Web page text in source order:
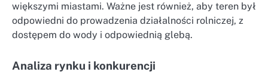
większymi miastami. Ważne jest również, aby teren był
odpowiedni do prowadzenia działalności rolniczej, z
dostępem do wody i odpowiednią glebą.
Analiza rynku i konkurencji